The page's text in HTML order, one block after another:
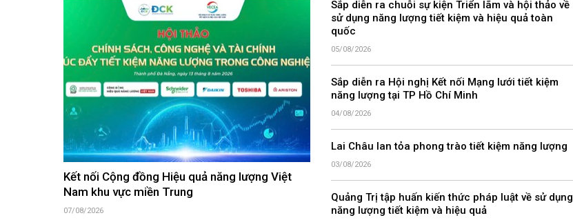
Kết nối Cộng đồng Hiệu quả năng lượng Việt
Nam khu vực miền Trung
07/08/2026
Sắp diễn ra chuỗi sự kiện Triển lãm và hội thảo về
sử dụng năng lượng tiết kiệm và hiệu quả toàn
quốc
05/08/2026
Sắp diễn ra Hội nghị Kết nối Mạng lưới tiết kiệm
năng lượng tại TP Hồ Chí Minh
04/08/2026
Lai Châu lan tỏa phong trào tiết kiệm năng lượng
03/08/2026
Quảng Trị tập huấn kiến thức pháp luật về sử dụng
năng lượng tiết kiệm và hiệu quả